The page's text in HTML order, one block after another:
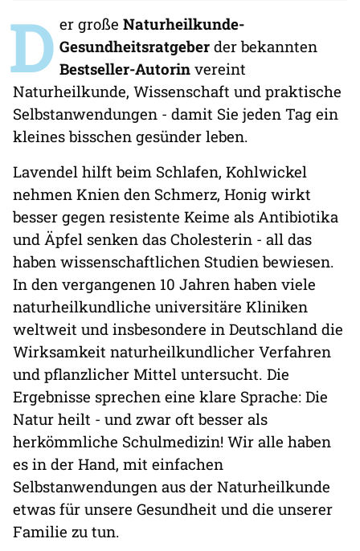
D er große Naturheilkunde-
Gesundheitsratgeber der bekannten
Bestseller-Autorin vereint
Naturheilkunde, Wissenschaft und praktische
Selbstanwendungen - damit Sie jeden Tag ein
kleines bisschen gesünder leben.
Lavendel hilft beim Schlafen, Kohlwickel
nehmen Knien den Schmerz, Honig wirkt
besser gegen resistente Keime als Antibiotika
und Äpfel senken das Cholesterin - all das
haben wissenschaftlichen Studien bewiesen.
In den vergangenen 10 Jahren haben viele
naturheilkundliche universitäre Kliniken
weltweit und insbesondere in Deutschland die
Wirksamkeit naturheilkundlicher Verfahren
und pflanzlicher Mittel untersucht. Die
Ergebnisse sprechen eine klare Sprache: Die
Natur heilt - und zwar oft besser als
herkömmliche Schulmedizin! Wir alle haben
es in der Hand, mit einfachen
Selbstanwendungen aus der Naturheilkunde
etwas für unsere Gesundheit und die unserer
Familie zu tun.